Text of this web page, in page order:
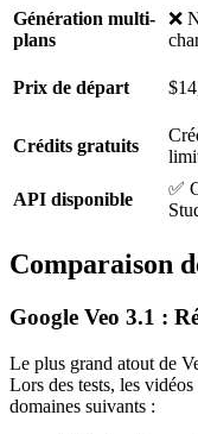
Génération multi-
plans
❌
Prix de départ
Crédits gratuits
API disponible
✅
Comparaison
Google Veo 3.1 :
Le plus grand atout de
Lors des tests, les
domaines suivants :